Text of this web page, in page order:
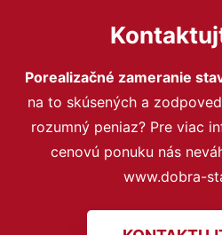
Porealizačné zameranie
na to skúsených a
rozumný peniaz? Pre viac
cenovú ponuku nás
www.dobra-